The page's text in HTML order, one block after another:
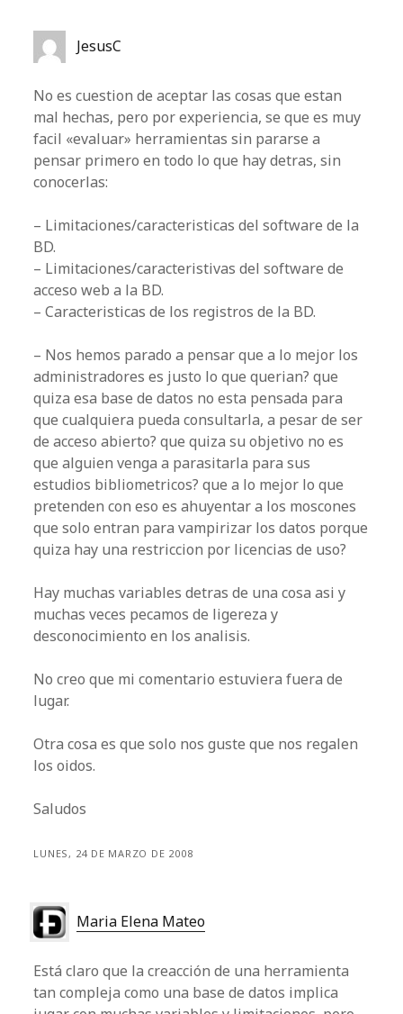
JesusC
No es cuestion de aceptar las cosas que estan
mal hechas, pero por experiencia, se que es muy
facil «evaluar» herramientas sin pararse a
pensar primero en todo lo que hay detras, sin
conocerlas:
– Limitaciones/caracteristicas del software de la
BD.
– Limitaciones/caracteristivas del software de
acceso web a la BD.
– Caracteristicas de los registros de la BD.
– Nos hemos parado a pensar que a lo mejor los
administradores es justo lo que querian? que
quiza esa base de datos no esta pensada para
que cualquiera pueda consultarla, a pesar de ser
de acceso abierto? que quiza su objetivo no es
que alguien venga a parasitarla para sus
estudios bibliometricos? que a lo mejor lo que
pretenden con eso es ahuyentar a los moscones
que solo entran para vampirizar los datos porque
quiza hay una restriccion por licencias de uso?
Hay muchas variables detras de una cosa asi y
muchas veces pecamos de ligereza y
desconocimiento en los analisis.
No creo que mi comentario estuviera fuera de
lugar.
Otra cosa es que solo nos guste que nos regalen
los oidos.
Saludos
LUNES, 24 DE MARZO DE 2008
Maria Elena Mateo
Está claro que la creacción de una herramienta
tan compleja como una base de datos implica